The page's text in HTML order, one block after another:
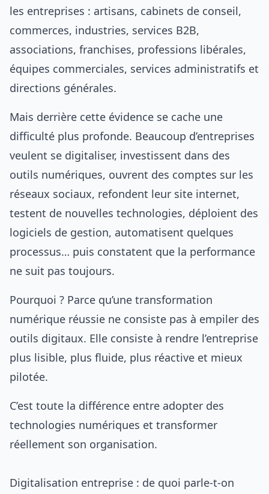
les entreprises : artisans, cabinets de conseil,
commerces, industries, services B2B,
associations, franchises, professions libérales,
équipes commerciales, services administratifs et
directions générales.
Mais derrière cette évidence se cache une
difficulté plus profonde. Beaucoup d’entreprises
veulent se digitaliser, investissent dans des
outils numériques, ouvrent des comptes sur les
réseaux sociaux, refondent leur site internet,
testent de nouvelles technologies, déploient des
logiciels de gestion, automatisent quelques
processus… puis constatent que la performance
ne suit pas toujours.
Pourquoi ? Parce qu’une transformation
numérique réussie ne consiste pas à empiler des
outils digitaux. Elle consiste à rendre l’entreprise
plus lisible, plus fluide, plus réactive et mieux
pilotée.
C’est toute la différence entre adopter des
technologies numériques et transformer
réellement son organisation.
Digitalisation entreprise : de quoi parle-t-on